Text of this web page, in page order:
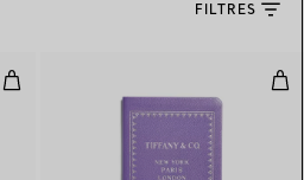
FILTRES
Carnet en cuir Tiffany Blue®